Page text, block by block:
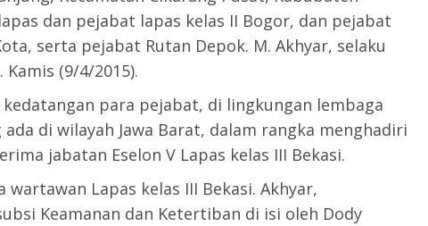
dan pejabat lapas kelas II Bogor, dan pejabat
serta pejabat Rutan Depok. M. Akhyar, selaku
Kamis (9/4/2015).
kedatangan para pejabat, di lingkungan lembaga
di wilayah Jawa Barat, dalam rangka menghadiri
jabatan Eselon V Lapas kelas III Bekasi.
wartawan Lapas kelas III Bekasi. Akhyar,
Keamanan dan Ketertiban di isi oleh Dody